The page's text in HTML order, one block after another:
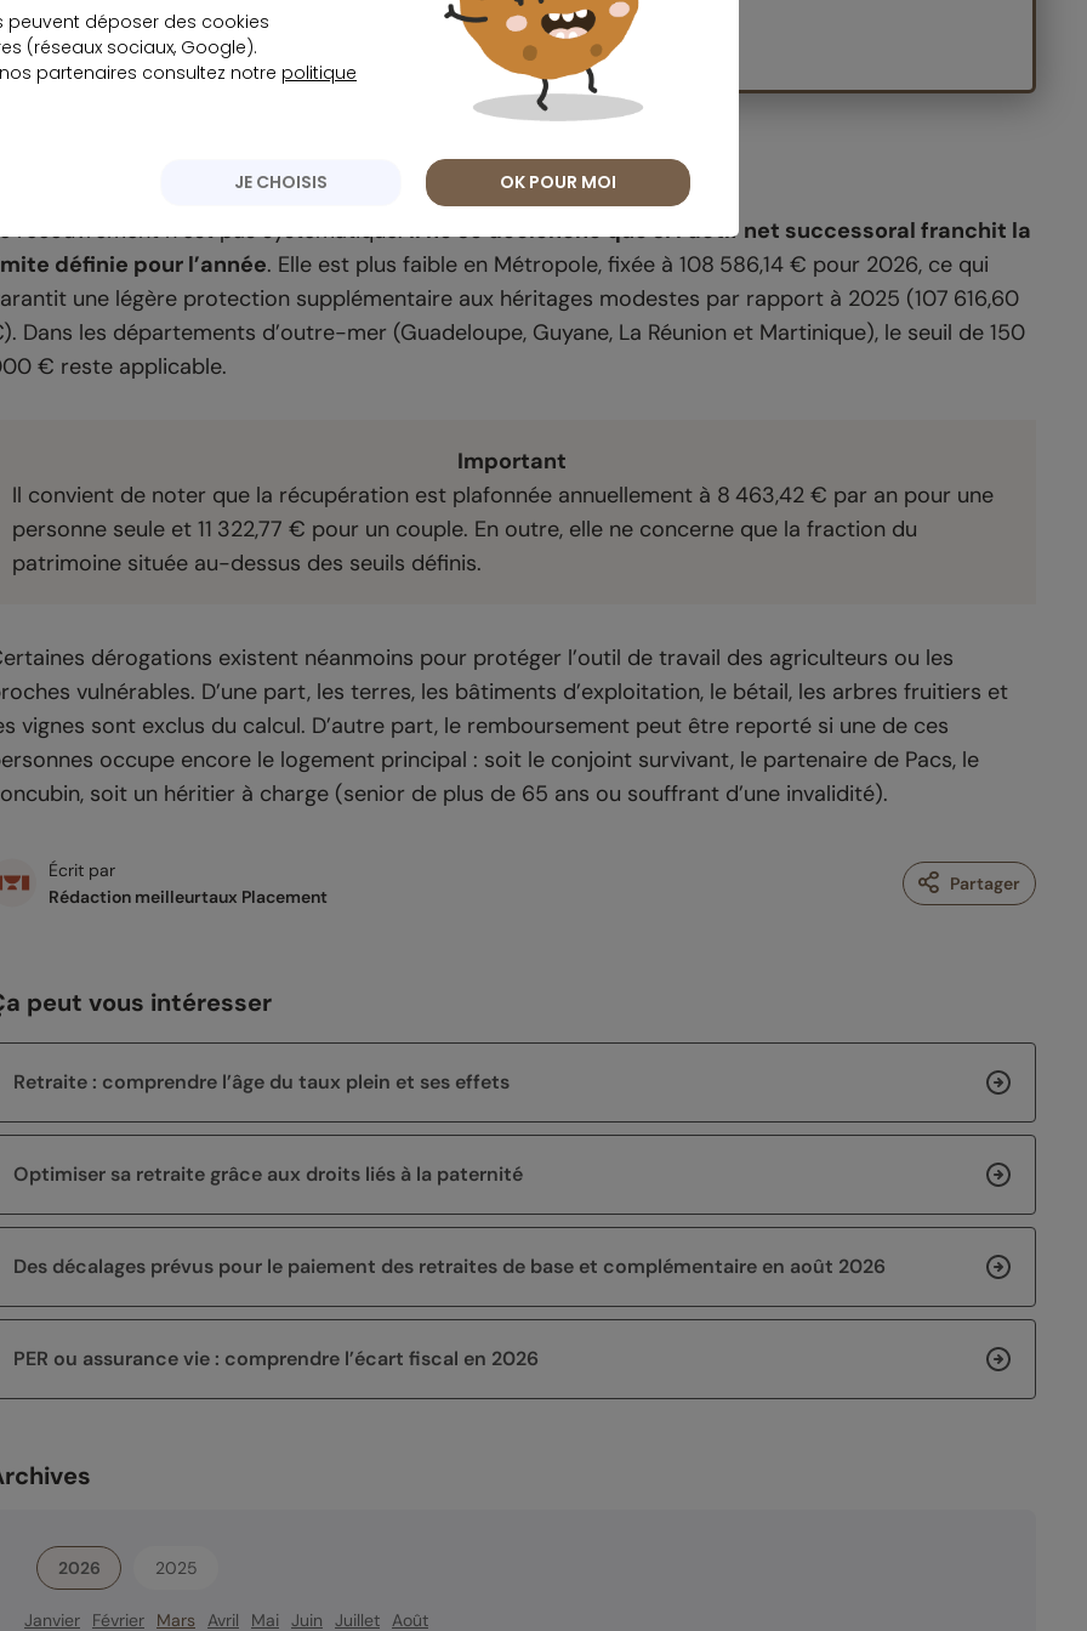
Les unités de compte présentent un risque de perte en capital.
Un seuil d’exonération revalorisé à 108 586 euros
recouvrement n’est pas systématique.Il ne se déclenche que si l’actif net successoral franchit la
définie pour l’année. Elle est plus faible en Métropole, fixée à 108 586,14 € pour 2026, ce qui
une légère protection supplémentaire aux héritages modestes par rapport à 2025 (107 616,60
Dans les départements d’outre-mer (Guadeloupe, Guyane, La Réunion et Martinique), le seuil de 150
€ reste applicable.
Important
Il convient de noter que la récupération est plafonnée annuellement à 8 463,42 € par an pour une
personne seule et 11 322,77 € pour un couple. En outre, elle ne concerne que la fraction du
patrimoine située au-dessus des seuils définis.
dérogations existent néanmoins pour protéger l’outil de travail des agriculteurs ou les
vulnérables. D’une part, les terres, les bâtiments d’exploitation, le bétail, les arbres fruitiers et
vignes sont exclus du calcul. D’autre part, le remboursement peut être reporté si une de ces
occupe encore le logement principal : soit le conjoint survivant, le partenaire de Pacs, le
soit un héritier à charge (senior de plus de 65 ans ou souffrant d’une invalidité).
Écrit par
Rédaction meilleurtaux Placement
Partager
peut vous intéresser
Retraite : comprendre l’âge du taux plein et ses effets
Optimiser sa retraite grâce aux droits liés à la paternité
Des décalages prévus pour le paiement des retraites de base et complémentaire en août 2026
PER ou assurance vie : comprendre l’écart fiscal en 2026
2026 2025
Janvier Février Mars Avril Mai Juin Juillet Août
peuvent déposer des cookies
(réseaux sociaux, Google).
partenaires consultez notre politique
JE CHOISIS OK POUR MOI